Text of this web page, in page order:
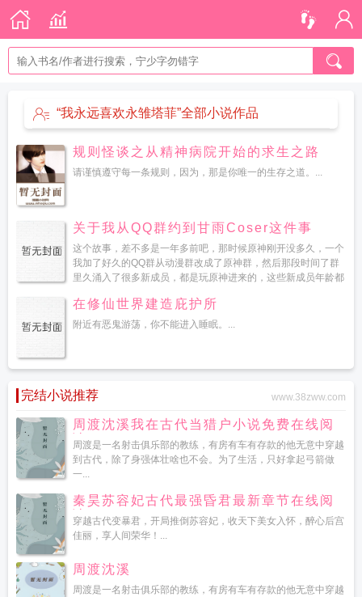
“我永远喜欢永雏塔菲”全部小说作品
规则怪谈之从精神病院开始的求生之路
请谨慎遵守每一条规则，因为，那是你唯一的生存之道。...
关于我从QQ群约到甘雨Coser这件事
这个故事，差不多是一年多前吧，那时候原神刚开没多久，一个
我加了好久的QQ群从动漫群改成了原神群，然后那段时间了群
里久涌入了很多新成员，都是玩原神进来的，这些新成员年龄都
在群里混...
在修仙世界建造庇护所
附近有恶鬼游荡，你不能进入睡眠。...
完结小说推荐 www.38zww.com
周渡沈溪我在古代当猎户小说免费在线阅
读
周渡是一名射击俱乐部的教练，有房有车有存款的他无意中穿越
到古代，除了身强体壮啥也不会。为了生活，只好拿起弓箭做
一...
秦昊苏容妃古代最强昏君最新章节在线阅
读
穿越古代变暴君，开局推倒苏容妃，收天下美女入怀，醉心后宫
佳丽，享人间荣华！...
周渡沈溪
周渡是一名射击俱乐部的教练，有房有车有存款的他无意中穿越